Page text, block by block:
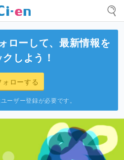
ローして、最新情報を
しよう！
ォローする
ーザー登録が必要です。